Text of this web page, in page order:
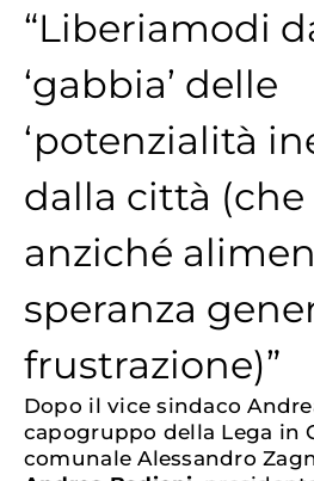
“Liberiamodi
‘gabbia’ delle
‘potenzialità
dalla città
anziché
speranza
frustrazione)”
Dopo il vice sindaco
capogruppo della Lega in
comunale Alessandro